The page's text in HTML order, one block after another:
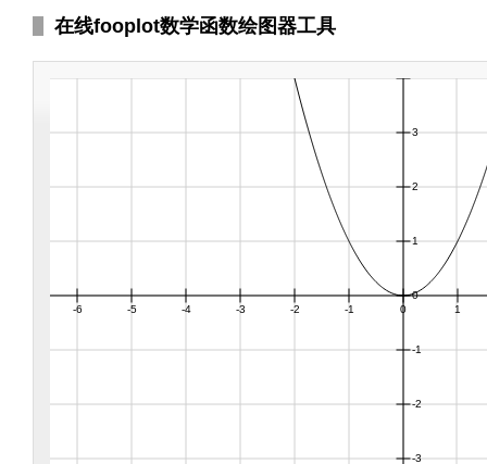
在线fooplot数学函数绘图器工具